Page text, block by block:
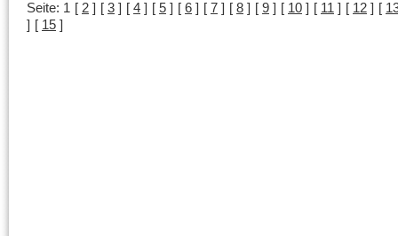
Seite: 1 [ 2 ] [ 3 ] [ 4 ] [ 5 ] [ 6 ] [ 7 ] [ 8 ] [ 9 ] [ 10 ] [ 11 ] [ 12 ] [
] [ 15 ]